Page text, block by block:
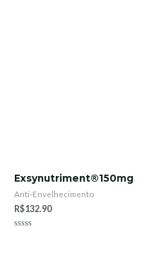
Exsynutriment®150mg
Anti-Envelhecimento
R$132.90